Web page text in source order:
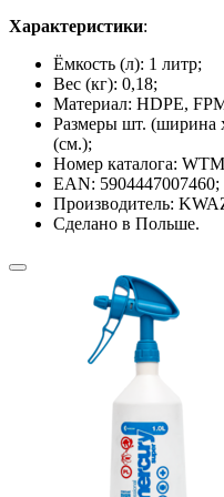
Характеристики:
Ёмкость (л): 1 литр;
Вес (кг): 0,18;
Материал: HDPE,
Размеры шт. (ширина
(см.);
Номер каталога:
EAN: 5904447007460;
Производитель:
Сделано в Польше.